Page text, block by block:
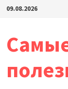
Перейти
09.08.2026